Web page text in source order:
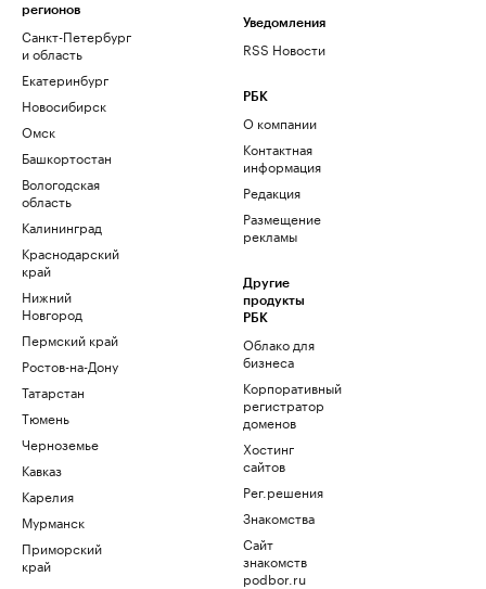
регионов
Санкт-Петербург
и область
Екатеринбург
Новосибирск
Омск
Башкортостан
Вологодская
область
Калининград
Краснодарский
край
Нижний
Новгород
Пермский край
Ростов-на-Дону
Татарстан
Тюмень
Черноземье
Кавказ
Карелия
Мурманск
Приморский
край
Уведомления
RSS Новости
РБК
О компании
Контактная
информация
Редакция
Размещение
рекламы
Другие
продукты
РБК
Облако для
бизнеса
Корпоративный
регистратор
доменов
Хостинг
сайтов
Рег.решения
Знакомства
Сайт
знакомств
podbor.ru